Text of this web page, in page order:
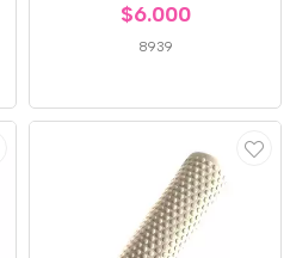
$6.000
8939